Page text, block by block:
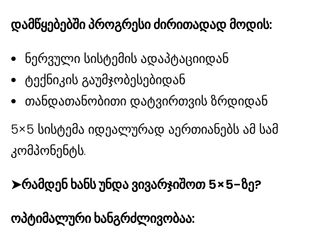
დამწყებებში პროგრესი ძირითადად მოდის:
ნერვული სისტემის ადაპტაციიდან
ტექნიკის გაუმჯობესებიდან
თანდათანობითი დატვირთვის ზრდიდან
5×5 სისტემა იდეალურად აერთიანებს ამ სამ
კომპონენტს.
➤რამდენ ხანს უნდა ვივარჯიშოთ 5×5-ზე?
ოპტიმალური ხანგრძლივობაა: